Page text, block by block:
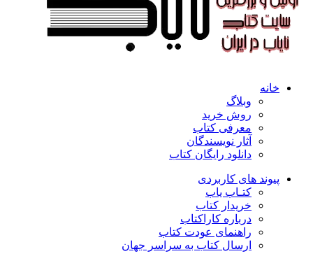
خانه
وبلاگ
روش خرید
معرفی کتاب
آثار نویسندگان
دانلود رایگان کتاب
پیوند های کاربردی
کتـاب یاب
خریدار کتاب
درباره کاراکتاب
راهنمای عودت کتاب
ارسال کتاب به سراسر جهان